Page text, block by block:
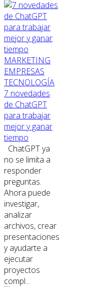
MARKETING
EMPRESAS
TECNOLOGÍA
7 novedades
de ChatGPT
para trabajar
mejor y ganar
tiempo
ChatGPT ya
no se limita a
responder
preguntas.
Ahora puede
investigar,
analizar
archivos, crear
presentaciones
y ayudarte a
ejecutar
proyectos
compl...